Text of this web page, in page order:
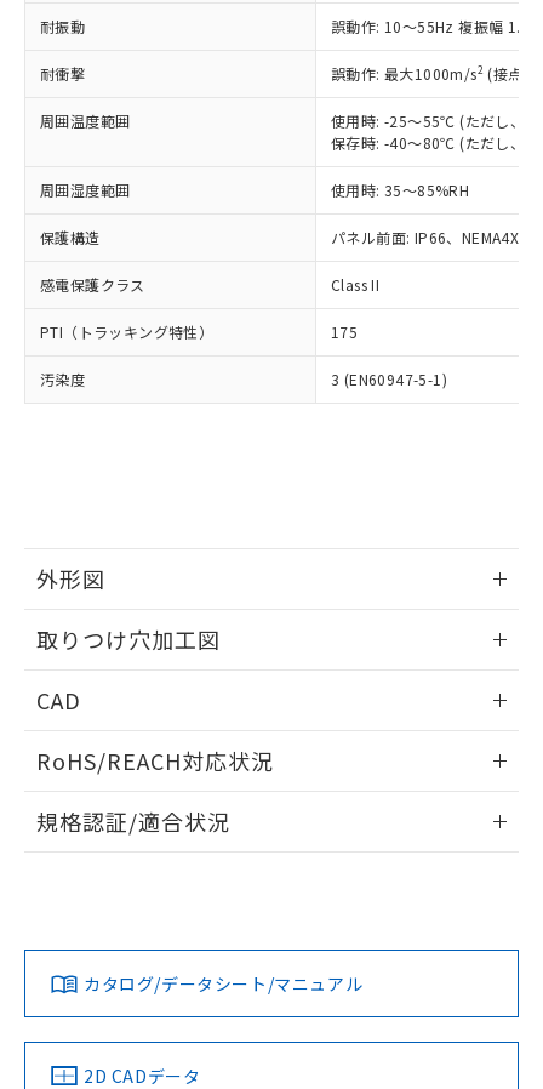
耐振動 誤動作: 10～55Hz 複振幅
耐衝撃 誤動作: 最大1000m/s2 (接点
周囲温度範囲
使用時: -25～55℃ (ただし、氷
保存時: -40～80℃ (ただし、氷
周囲湿度範囲 使用時: 35～85%RH
保護構造 パネル前面: IP66、NEMA4X,
感電保護クラス Class II
PTI（トラッキング特性） 175
汚染度 3 (EN60947-5-1)
外形図
取りつけ穴加工図
CAD
ドすることができます。
ログイン/会員登録
ダウンロードデータをご利用いただく前に、以下を必ずお読
みください。
ソフトウェアの使用条件
RoHS/REACH対応状況
EU RoHS 注意事項・凡例
対応済み
中国 RoHS 注意事項・凡例
規格認証/適合状況
LR型式承認
（イギリス
船舶規格）
DNV型式承認
（ノルウェー
BV型式承認
（フランス
KR型式
（韓国
カタログ/データシート/マニュアル
2D CADデータ
正式な納期状況および標準価格はお客
様のお取引先、またはお客様担当のオ
ムロン制御機器販売店・当社販売員に
オムロン制御機器販売店や当社販売拠
販売ネットワーク
」をご確認
在庫状況および標準価格結果を当社の
示しないようお願いします。
マイパーツ機能（部品リスト作成サー
ビス）をご利用いただくには、I-Web
メンバーズにご登録されている必要が
お客様が当ウェブサイト上で当社にご
登録された部品リストについて、当社
の共同利用に関して"
の「1.共同利
指します。
ルベンジル（BBP） 1000ppm以下、フタル酸ジブチル
（DBP） 1000ppm以下、フタル酸ジイソブチル
但し、RoHS指令で産業用監視および制御機器に対する
フタル酸エステル類の４物質については閾値を超える意
図的な使用がないことを確認しています。
部品在庫の切り替え状況などにより、予定
月が前後することがあります。
※3 非含有証明書ダウンロード
51物質の非含有証明書（当社基準）
※本証明書は発行日時点で非含有を証明す
るもので、過去に遡って非含有を証明する
また、RoHS指令のフタル酸エステル類４
物質の対応では、対応完了までの期間は出
既に当社にて対応品への在庫切替を完了
していることから、特段のことがない限
り、2022年1月12日より割愛しておりま
す。
DBP(フタル酸ジブチル) : 1000ppm、 DIBP(フタル酸ジ
イソブチル) : 1000ppm、 BBP(フタル酸ブチルベンジ
「ｅ」：有害物質（10物質）のすべてが基
準値以下であることを示します。
「10」：通常の使用状況下において有害物
質が外部に漏えいし、環境に深刻な影響を
及ぼさない年数を意味します。
「－」：未確認です。当社販売部門へお問
全に破砕するなど、違法に輸出されな
いよう必要な手段を講じます。
当社は貴社製品を、核兵器、ミサイ
ル、化学兵器、生物兵器またはその他
武器並びにこれらの製造装置等に一切
当社は、貴社製品を第三者に販売する
場合は、上記1、2および3の内容を当
該第三者に通知します。また当社は、
販売先および販売に係わる関係者が違
法に輸出するおそれがある場合は、取
－
在庫なし(最新の在庫状況につ
いては、お客様のお取引先、ま
たはお客様担当のオムロン制御
機器販売店・当社販売員にご確
空
受注生産機種、また在庫状況の
情報を公開していない機種